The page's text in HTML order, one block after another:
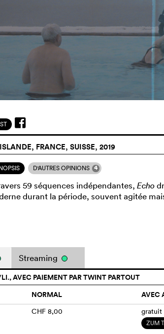
FRANCE, SUISSE, 2019
D'AUTRES OPINIONS 4
59 séquences indépendantes,Echo
durant la période, souvent agitée
Streaming
AVEC PAIEMENT PAR TWINT PARTOUT
NORMAL
AVEC
CHF 8,00 gratuit
ZUM